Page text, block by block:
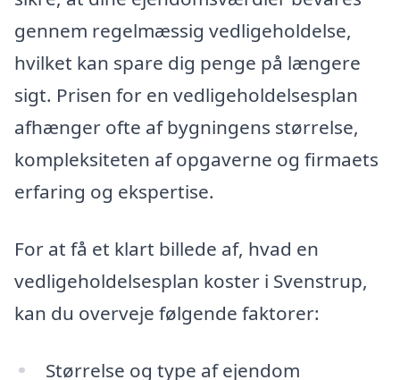
gennem regelmæssig vedligeholdelse,
hvilket kan spare dig penge på længere
sigt. Prisen for en vedligeholdelsesplan
afhænger ofte af bygningens størrelse,
kompleksiteten af opgaverne og firmaets
erfaring og ekspertise.
For at få et klart billede af, hvad en
vedligeholdelsesplan koster i Svenstrup,
kan du overveje følgende faktorer:
Størrelse og type af ejendom